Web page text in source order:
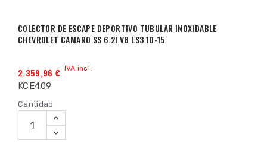
COLECTOR DE ESCAPE DEPORTIVO TUBULAR INOXIDABLE
CHEVROLET CAMARO SS 6.2I V8 LS3 10-15
2.359,96 € IVA incl.
KCE409
Cantidad